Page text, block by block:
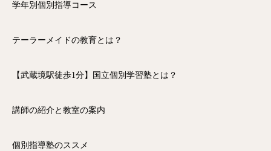
学年別個別指導コース
テーラーメイドの教育とは？
【武蔵境駅徒歩1分】国立個別学習塾とは？
講師の紹介と教室の案内
個別指導塾のススメ